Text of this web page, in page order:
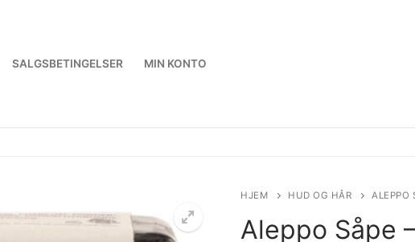
SALGSBETINGELSER MIN KONTO
HJEM HUD OG HÅR ALEPPO
Aleppo Såpe